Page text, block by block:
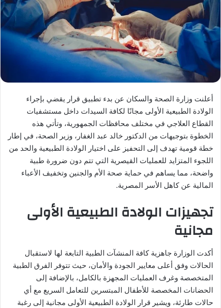
أعلنت وزارة الصحة والسكان عن بدء تطبيق قرار يقضي بإجراء
الولادة الطبيعية الأولى مجانًا لكافة السيدات داخل مستشفيات
القطاع العلاجي في مختلف محافظات الجمهورية، وتأتي هذه
الخطوة بتوجيهات من الدكتور خالد عبد الغفار، وزير الصحة، في إطار
خطة قومية تهدف إلى التحفيز على اختيار الولادة الطبيعية والحد من
اللجوء المتزايد للعمليات القيصرية التي تتم دون ضرورة طبية
واضحة، مما يساهم في حماية صحة الأم والجنين وتخفيف الأعباء
المالية عن كاهل الأسر المصرية.
تجهيزات الولادة الطبيعية الأولى
مجانية
أكدت الوزارة جاهزية كافة المنشآت الطبية التابعة لها لاستقبال
الحالات وفق أعلى معايير الجودة والأمان، حيث تتوفر الفرق الطبية
المتخصصة وغرف العمليات المجهزة بالكامل، بالإضافة إلى
الحضانات المخصصة للأطفال المبتسرين للتعامل السريع مع أي
حالات طارئة، ويشير قرار الولادة الطبيعية الأولى مجانية إلى رغبة